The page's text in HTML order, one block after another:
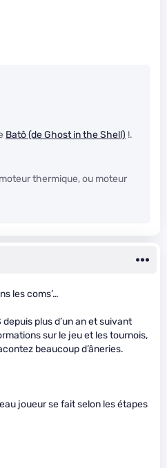
Batô (de Ghost in the Shell) !.
thermique, ou moteur
les coms’…
plus d’un an et suivant
sur le jeu et les tournois,
beaucoup d’âneries.
joueur se fait selon les étapes